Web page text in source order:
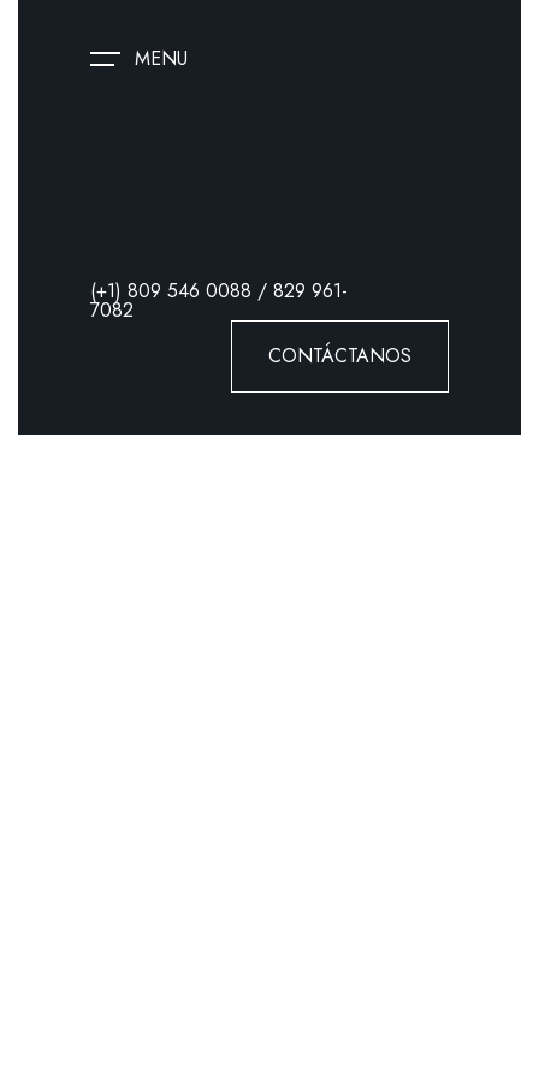
MENU
(+1) 809 546 0088 / 829 961-
7082
CONTÁCTANOS